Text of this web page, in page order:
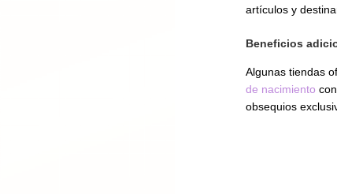
artículos y
Beneficios
Algunas tiendas
de nacimiento
obsequios